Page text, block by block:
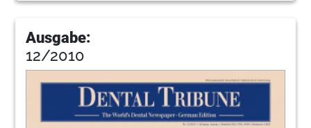
Ausgabe:
12/2010